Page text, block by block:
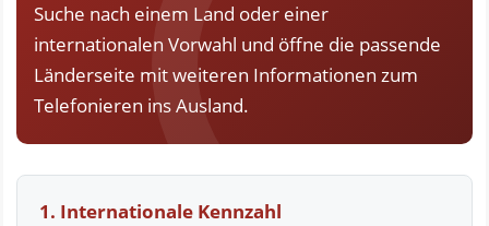
Suche nach einem Land oder einer
internationalen Vorwahl und öffne die passende
Länderseite mit weiteren Informationen zum
Telefonieren ins Ausland.
1. Internationale Kennzahl